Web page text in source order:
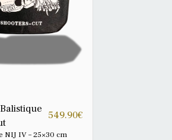
549.90€
NIJ IV – 25×30 cm